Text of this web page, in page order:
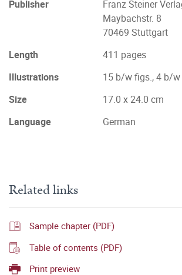
Publisher
Franz Steiner
Maybachstr. 8
70469 Stuttgart
Length
411 pages
Illustrations
15 b/w figs., 4 b/
Size
17.0 x 24.0 cm
Language
German
Related links
Sample chapter (PDF)
Table of contents (PDF)
Print preview